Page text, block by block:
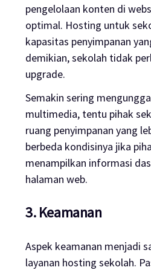
pengelolaan konten di
optimal. Hosting untuk
kapasitas penyimpanan
demikian, sekolah tidak
upgrade.
Semakin sering
multimedia, tentu pihak
ruang penyimpanan yang
berbeda kondisinya jika
menampilkan informasi
halaman web.
3. Keamanan
Aspek keamanan menjadi
layanan hostingsekolah.